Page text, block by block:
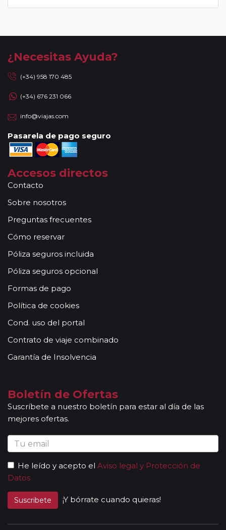
¿Necesitas Ayuda?
(+34) 958 170 485
(+34) 676 231 066
info@viajas.com
Pasarela de pago seguro
Accesos directos
Contacto
Sobre nosotros
Preguntas frecuentes
Cómo reservar
Póliza seguros incluida
Póliza seguros opcional
Formas de pago
Política de cookies
Cond. uso del portal
Contrato de viaje combinado
Garantía de Insolvencia
Boletín de Ofertas
Suscríbete a nuestro boletín para estar al día de las
mejores ofertas.
He leído y acepto el Aviso legal y Protección de
Datos
Suscribete ¡Y bórrate cuando quieras!